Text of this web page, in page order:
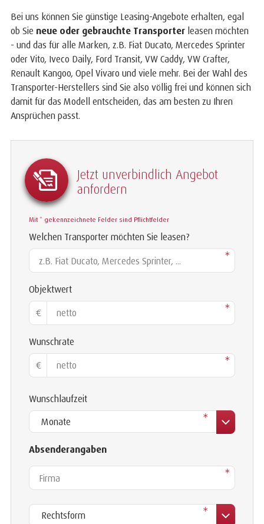
Bei uns können Sie günstige Leasing-Angebote erhalten, egal
ob Sie neue oder gebrauchte Transporter leasen möchten
- und das für alle Marken, z.B. Fiat Ducato, Mercedes Sprinter
oder Vito, Iveco Daily, Ford Transit, VW Caddy, VW Crafter,
Renault Kangoo, Opel Vivaro und viele mehr. Bei der Wahl des
Transporter-Herstellers sind Sie also völlig frei und können sich
damit für das Modell entscheiden, das am besten zu Ihren
Ansprüchen passt.
Jetzt unverbindlich Angebot
anfordern
Mit * gekennzeichnete Felder sind Pflichtfelder
Welchen Transporter möchten Sie leasen?
*
Objektwert
€ *
Wunschrate
€ *
Wunschlaufzeit
*
Absenderangaben
Firma
*
*